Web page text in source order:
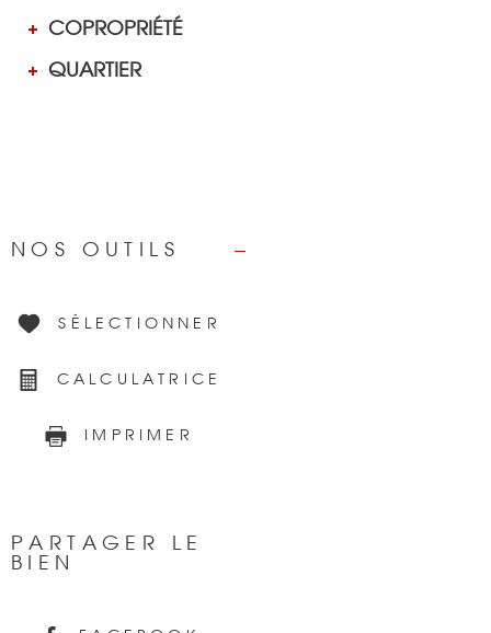
COPROPRIÉTÉ
QUARTIER
NOS OUTILS
SÉLECTIONNER
CALCULATRICE
IMPRIMER
PARTAGER LE
BIEN